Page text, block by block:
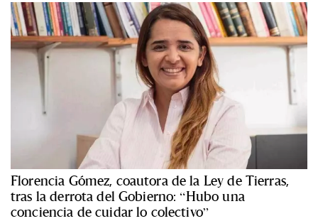
Florencia Gómez, coautora de la Ley de Tierras,
tras la derrota del Gobierno: “Hubo una
conciencia de cuidar lo colectivo”